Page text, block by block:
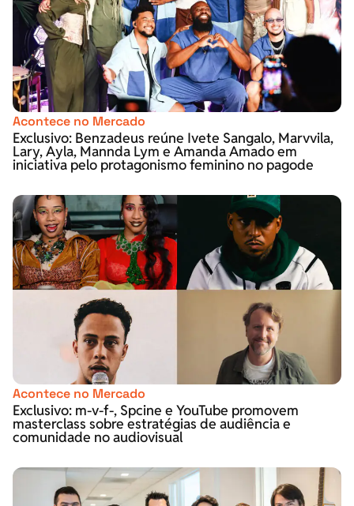
Acontece no Mercado
Exclusivo: Benzadeus reúne Ivete Sangalo, Marvvila,
Lary, Ayla, Mannda Lym e Amanda Amado em
iniciativa pelo protagonismo feminino no pagode
Acontece no Mercado
Exclusivo: m-v-f-, Spcine e YouTube promovem
masterclass sobre estratégias de audiência e
comunidade no audiovisual